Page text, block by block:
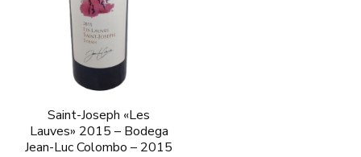
Saint-Joseph «Les
Lauves» 2015 – Bodega
Jean-Luc Colombo – 2015